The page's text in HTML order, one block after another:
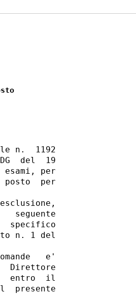
n.  1192
del  19
per
per
seguente
specifico
n. 1 del
e'
Direttore
entro  il
presente